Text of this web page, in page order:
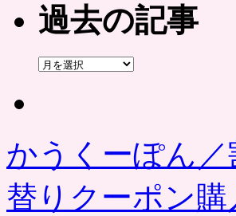
過去の記事
過
かうくーぽん
替りクーポン